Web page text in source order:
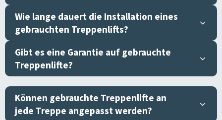
Wie lange dauert die Installation eines
gebrauchten Treppenlifts?
Gibt es eine Garantie auf gebrauchte
Treppenlifte?
Können gebrauchte Treppenlifte an
jede Treppe angepasst werden?